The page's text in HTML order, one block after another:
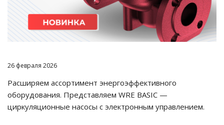
26 февраля 2026
Расширяем ассортимент энергоэффективного
оборудования. Представляем WRE BASIC —
циркуляционные насосы с электронным управлением.